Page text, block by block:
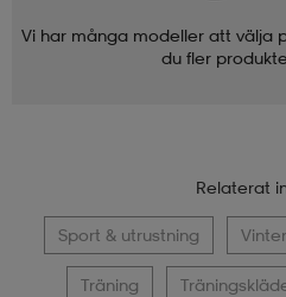
Vi har många modeller att välja
du fler
Relaterat
Sport & utrustning
Träning